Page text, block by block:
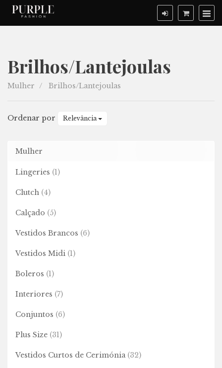
Brilhos/Lantejoulas
Brilhos/Lantejoulas
Mulher Brilhos/Lantejoulas
Ordenar por Relevância
Mulher
Lingeries (1)
Clutch (4)
Calçado (5)
Vestidos Brancos (6)
Vestidos Midi (1)
Boleros (1)
Interiores (7)
Conjuntos (6)
Plus Size (31)
Vestidos Curtos de Cerimónia (32)